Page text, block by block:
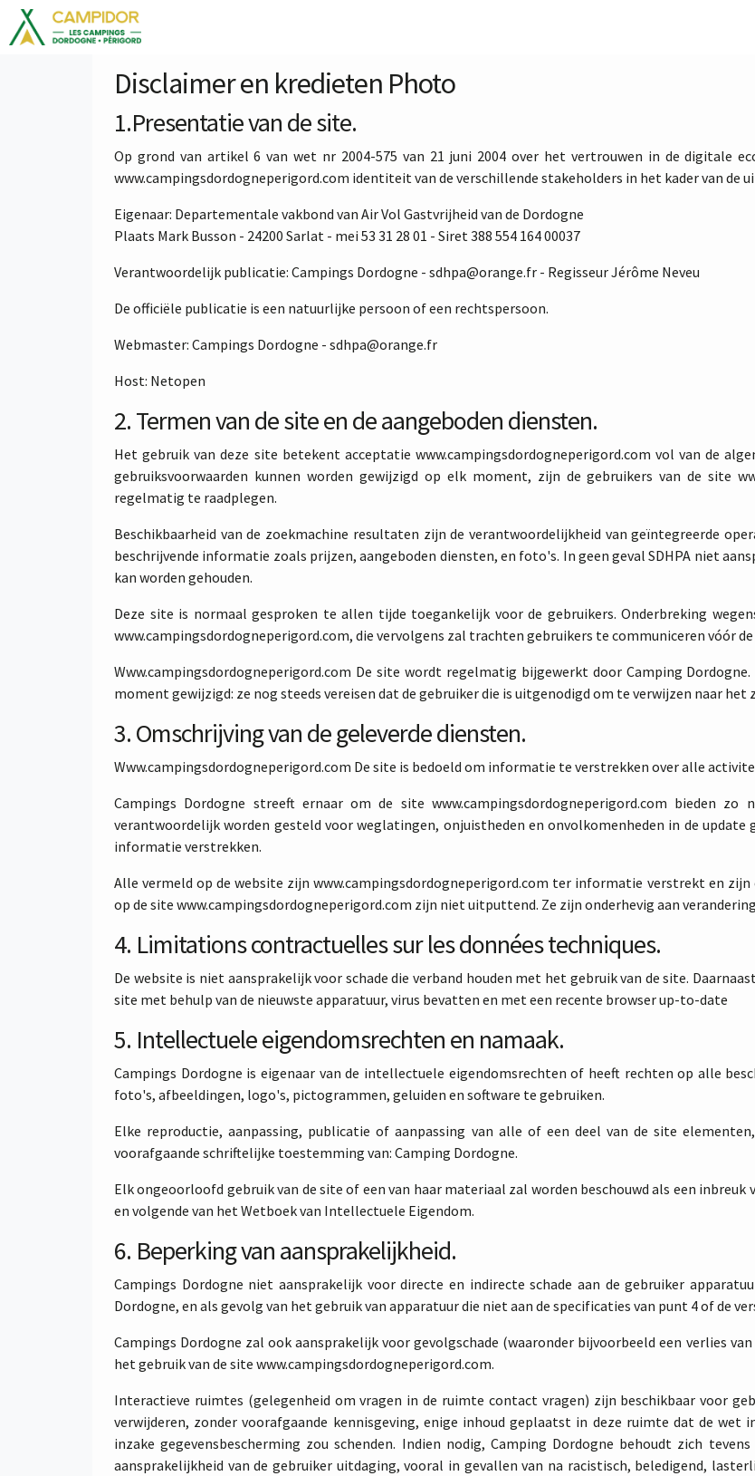
Disclaimer en kredieten Photo
1.Presentatie van de site.
Op grond van artikel 6 van wet nr 2004-575 van 21 juni 2004 over het vertrouwen in de digitale
www.campingsdordogneperigord.com identiteit van de verschillende stakeholders in het kader van de
Eigenaar: Departementale vakbond van Air Vol Gastvrijheid van de Dordogne
Plaats Mark Busson - 24200 Sarlat - mei 53 31 28 01 - Siret 388 554 164 00037
Verantwoordelijk publicatie: Campings Dordogne - sdhpa@orange.fr - Regisseur Jérôme Neveu
De officiële publicatie is een natuurlijke persoon of een rechtspersoon.
Webmaster: Campings Dordogne - sdhpa@orange.fr
Host: Netopen
2. Termen van de site en de aangeboden diensten.
Het gebruik van deze site betekent acceptatie www.campingsdordogneperigord.com vol van de
gebruiksvoorwaarden kunnen worden gewijzigd op elk moment, zijn de gebruikers van de site
regelmatig te raadplegen.
Beschikbaarheid van de zoekmachine resultaten zijn de verantwoordelijkheid van geïntegreerde
beschrijvende informatie zoals prijzen, aangeboden diensten, en foto's. In geen geval SDHPA niet
kan worden gehouden.
Deze site is normaal gesproken te allen tijde toegankelijk voor de gebruikers. Onderbreking
www.campingsdordogneperigord.com, die vervolgens zal trachten gebruikers te communiceren vóór
Www.campingsdordogneperigord.com De site wordt regelmatig bijgewerkt door Camping
moment gewijzigd: ze nog steeds vereisen dat de gebruiker die is uitgenodigd om te verwijzen naar het
3. Omschrijving van de geleverde diensten.
Www.campingsdordogneperigord.com De site is bedoeld om informatie te verstrekken over alle
Campings Dordogne streeft ernaar om de site www.campingsdordogneperigord.com bieden
verantwoordelijk worden gesteld voor weglatingen, onjuistheden en onvolkomenheden in de
informatie verstrekken.
Alle vermeld op de website zijn www.campingsdordogneperigord.com ter informatie verstrekt en
op de site www.campingsdordogneperigord.com zijn niet uitputtend. Ze zijn onderhevig aan
4. Limitations contractuelles sur les données techniques.
De website is niet aansprakelijk voor schade die verband houden met het gebruik van de site.
site met behulp van de nieuwste apparatuur, virus bevatten en met een recente browser up-to-date
5. Intellectuele eigendomsrechten en namaak.
Campings Dordogne is eigenaar van de intellectuele eigendomsrechten of heeft rechten op alle
foto's, afbeeldingen, logo's, pictogrammen, geluiden en software te gebruiken.
Elke reproductie, aanpassing, publicatie of aanpassing van alle of een deel van de site
voorafgaande schriftelijke toestemming van: Camping Dordogne.
Elk ongeoorloofd gebruik van de site of een van haar materiaal zal worden beschouwd als een
en volgende van het Wetboek van Intellectuele Eigendom.
6. Beperking van aansprakelijkheid.
Campings Dordogne niet aansprakelijk voor directe en indirecte schade aan de gebruiker
Dordogne, en als gevolg van het gebruik van apparatuur die niet aan de specificaties van punt 4 of de
Campings Dordogne zal ook aansprakelijk voor gevolgschade (waaronder bijvoorbeeld een verlies
het gebruik van de site www.campingsdordogneperigord.com.
Interactieve ruimtes (gelegenheid om vragen in de ruimte contact vragen) zijn beschikbaar voor
verwijderen, zonder voorafgaande kennisgeving, enige inhoud geplaatst in deze ruimte dat de wet
inzake gegevensbescherming zou schenden. Indien nodig, Camping Dordogne behoudt zich
aansprakelijkheid van de gebruiker uitdaging, vooral in gevallen van na racistisch, beledigend,